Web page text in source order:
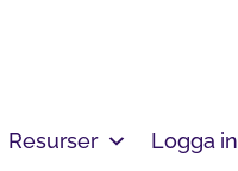
Resurser Logga in